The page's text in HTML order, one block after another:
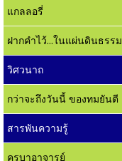
แกลลอรี่
ฝากคำไว้...ในแผ่นดินธรรม
วิศวนาถ
กว่าจะถึงวันนี้ ของทมยันตี
สารพันความรู้
ครูบาอาจารย์